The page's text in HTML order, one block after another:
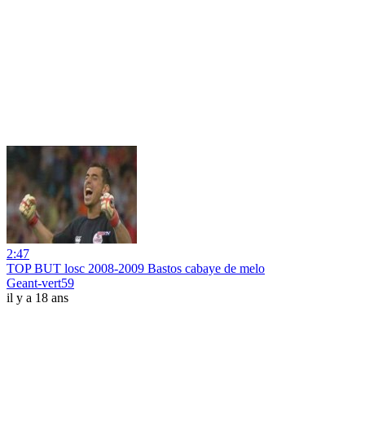
2:47
TOP BUT losc 2008-2009 Bastos cabaye de melo
Geant-vert59
il y a 18 ans